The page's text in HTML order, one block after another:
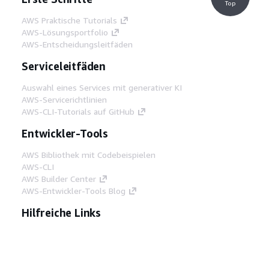
AWS Praktische Tutorials
AWS-Lösungsportfolio
AWS-Entscheidungsleitfäden
Serviceleitfäden
Auswahl eines Services mit generativer KI
AWS-Servicerichtlinien
AWS-CLI-Tutorials auf GitHub
Entwickler-Tools
AWS Bibliothek mit Codebeispielen
AWS-CLI
AWS Builder Center
AWS-Entwickler-Tools Blog
Hilfreiche Links
Top